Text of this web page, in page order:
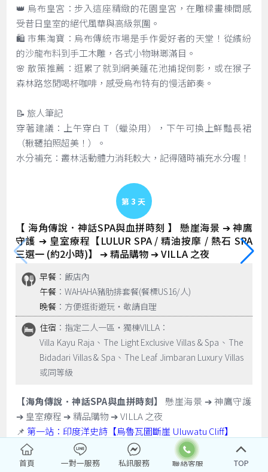
👑 烏布皇宮：步入這座精緻的花園皇宮，在雕樑畫棟間感
受昔日皇室的絕代風華與高級氛圍。
🛍️ 市集淘寶：烏布傳統市場是手作愛好者的天堂！從繽紛
的沙龍布料到手工木雕，各式小物琳瑯滿目。
🌸 散策推薦：逛累了就到網美蓮花池捕捉倒影，或在猴子
森林路悠閒喝杯咖啡，感受烏布特有的慢活節奏。
📝 旅人筆記
穿著建議：上午穿白 T（蠟染用），下午可換上鮮豔長裙
（鞦韆拍照超美！）。
水分補充：叢林活動體力消耗較大，記得隨時補充水分喔！
Day 3
【 海角傳說．神話SPA與血拼時刻 】 懸崖海景 ➔ 神鷹
守護 ➔ 皇室療程【LULUR SPA / 精油按摩 / 熱石 SPA
三選一 (約2小時)】 ➔ 精品購物 ➔ VILLA 之夜
早餐 ：飯店內
午餐 ：WAHAHA豬肋排套餐(餐標US16/人)
晚餐 ：方便逛街遊玩‧敬請自理
住宿 ：指定二人一區‧獨棟VILLA：
Villa Kayu Raja、The Light Exclusive Villas & Spa、The
Bidadari Villas & Spa、The Leaf Jimbaran Luxury Villas
或同等級
【海角傳說．神話SPA與血拼時刻】
懸崖海景 ➔ 神鷹守護
➔ 皇室療程 ➔ 精品購物 ➔ VILLA 之夜
📌 第一站：印度洋史詩【烏魯瓦圖斷崖 Uluwatu Cliff】
📍 絕佳視角：站在斷崖之巔，俯瞰浩瀚無邊的印度洋。斷
崖上是觀海的絕佳位置，典型的峇里島精緻建築與朝向大海
首頁 一對一服務 私訊服務 TOP